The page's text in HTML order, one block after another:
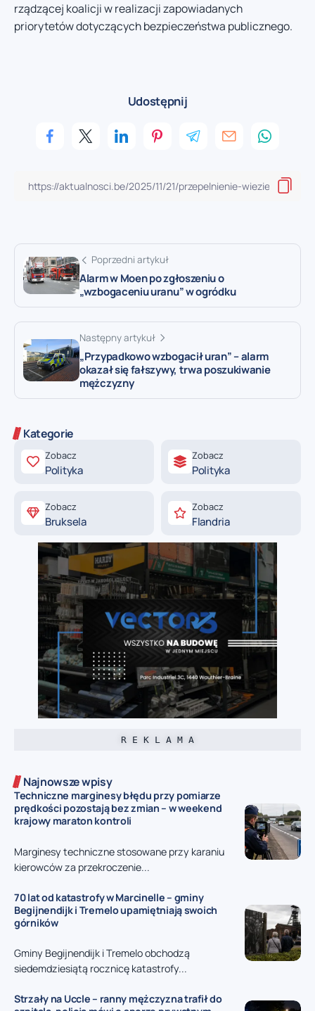
rządzącej koalicji w realizacji zapowiadanych
priorytetów dotyczących bezpieczeństwa publicznego.
Udostępnij
Poprzedni artykuł
Alarm w Moen po zgłoszeniu o
„wzbogaceniu uranu” w ogródku
Następny artykuł
„Przypadkowo wzbogacił uran” – alarm
okazał się fałszywy, trwa poszukiwanie
mężczyzny
Kategorie
Zobacz
Polityka
Zobacz
Polityka
Zobacz
Bruksela
Zobacz
Flandria
R E K L A M A
Najnowsze wpisy
Techniczne marginesy błędu przy pomiarze
prędkości pozostają bez zmian – w weekend
krajowy maraton kontroli
Marginesy techniczne stosowane przy karaniu
kierowców za przekroczenie...
70 lat od katastrofy w Marcinelle – gminy
Begijnendijk i Tremelo upamiętniają swoich
górników
Gminy Begijnendijk i Tremelo obchodzą
siedemdziesiątą rocznicę katastrofy...
Strzały na Uccle – ranny mężczyzna trafił do